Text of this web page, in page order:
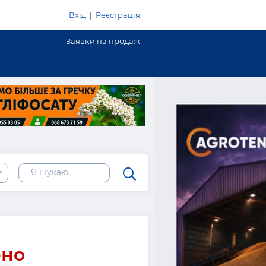
Вхід | Реєстрація
Заявки на продаж